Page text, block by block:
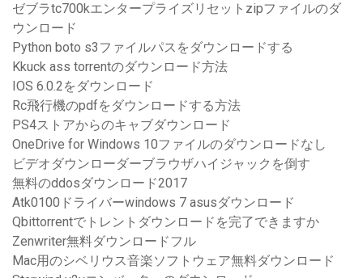
ゼブラtc700kエンタープライズリセットzipファイルのダ
ウンロード
Python boto s3ファイルパスをダウンロードする
Kkuck ass torrentのダウンロード方法
IOS 6.0.2をダウンロード
Rc飛行機のpdfをダウンロードする方法
PS4ストアからのキャブダウンロード
OneDrive for Windows 10ファイルのダウンロードなし
ビデオダウンローダーブラウザハイジャックを倒す
無料のddosダウンロード2017
Atk0100ドライバーwindows 7 asusダウンロード
Qbittorrentでトレントダウンロードを完了できますか
Zenwriter無料ダウンロードフル
Mac用のシベリウス音楽ソフトウェア無料ダウンロード